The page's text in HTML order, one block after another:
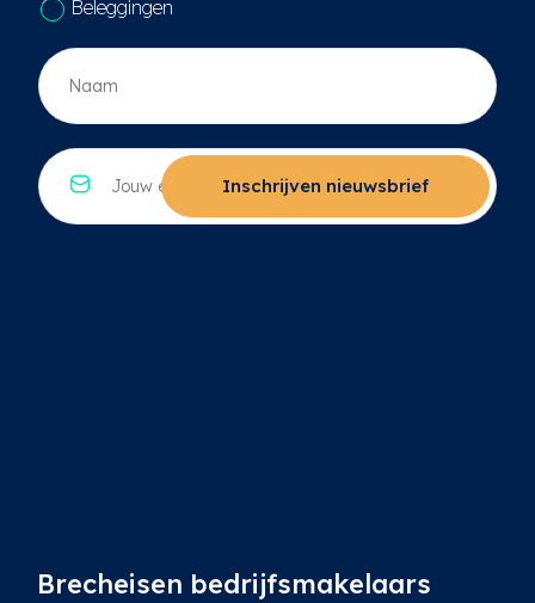
c
k
e
e
*
Beleggingen
N
a
a
*
E
-
m
Inschrijven nieuwsbrief
Brecheisen bedrijfsmakelaars